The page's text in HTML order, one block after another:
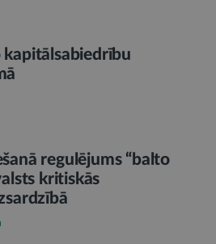
kapitālsabiedrību
regulējums “balto
kritiskās